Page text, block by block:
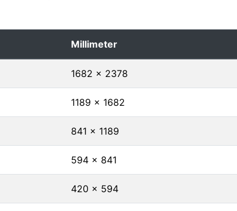
Millimeter
1682 x 2378
1189 x 1682
841 x 1189
594 x 841
420 x 594